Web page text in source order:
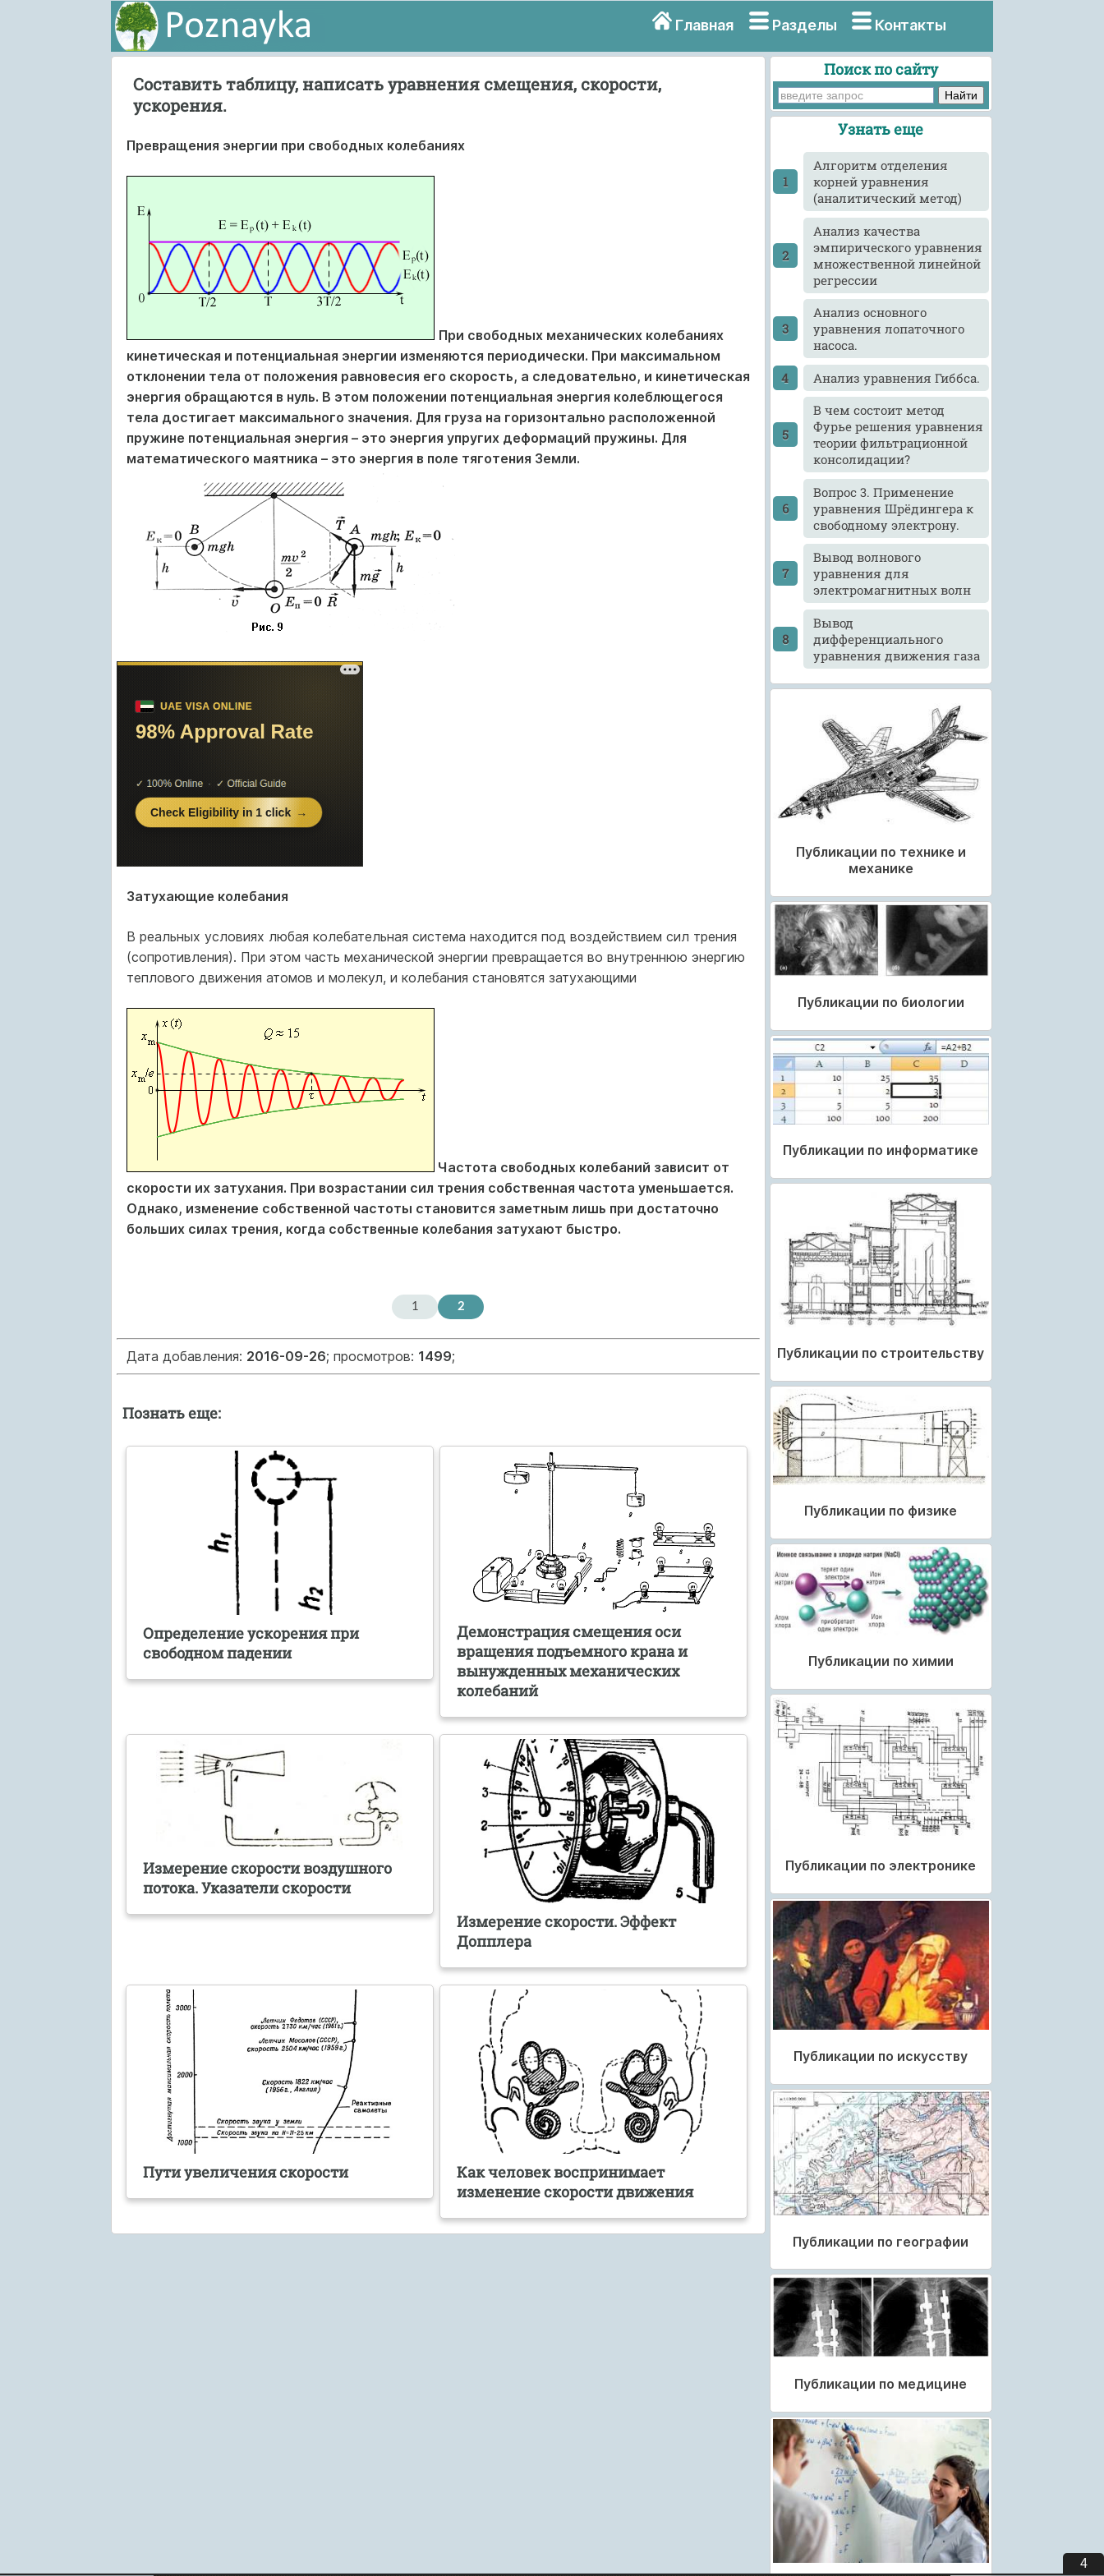
Главная Разделы Контакты
Составить таблицу, написать уравнения смещения, скорости,
ускорения.
Превращения энергии при свободных колебаниях
При свободных механических колебаниях
кинетическая и потенциальная энергии изменяются периодически. При максимальном
отклонении тела от положения равновесия его скорость, а следовательно, и кинетическая
энергия обращаются в нуль. В этом положении потенциальная энергия колеблющегося
тела достигает максимального значения. Для груза на горизонтально расположенной
пружине потенциальная энергия – это энергия упругих деформаций пружины. Для
математического маятника – это энергия в поле тяготения Земли.
Затухающие колебания
В реальных условиях любая колебательная система находится под воздействием сил трения
(сопротивления). При этом часть механической энергии превращается во внутреннюю энергию
теплового движения атомов и молекул, и колебания становятся затухающими
Частота свободных колебаний зависит от
скорости их затухания. При возрастании сил трения собственная частота уменьшается.
Однако, изменение собственной частоты становится заметным лишь при достаточно
больших силах трения, когда собственные колебания затухают быстро.
1 2
Дата добавления: 2016-09-26; просмотров: 1499;
Познать еще:
Определение ускорения при
свободном падении
Демонстрация смещения оси
вращения подъемного крана и
вынужденных механических
колебаний
Измерение скорости воздушного
потока. Указатели скорости
Измерение скорости. Эффект
Допплера
Пути увеличения скорости
Как человек воспринимает
изменение скорости движения
Поиск по сайту
Узнать еще
Алгоритм отделения
корней уравнения
(аналитический метод)
Анализ качества
эмпирического уравнения
множественной линейной
регрессии
Анализ основного
уравнения лопаточного
насоса.
Анализ уравнения Гиббса.
В чем состоит метод
Фурье решения уравнения
теории фильтрационной
консолидации?
Вопрос 3. Применение
уравнения Шрёдингера к
свободному электрону.
Вывод волнового
уравнения для
электромагнитных волн
Вывод
дифференциального
уравнения движения газа
Публикации по технике и
механике
Публикации по биологии
Публикации по информатике
Публикации по строительству
Публикации по физике
Публикации по химии
Публикации по электронике
Публикации по искусству
Публикации по географии
Публикации по медицине
3